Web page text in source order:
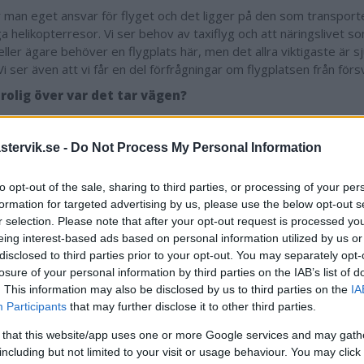
- Do Not Process My Personal Information
opt-out of the sale, sharing to third parties, or processing of your
for targeted advertising by us, please use the below opt-out
selection. Please note that after your opt-out request is processed
interest-based ads based on personal information utilized by us
to third parties prior to your opt-out. You may separately
of your personal information by third parties on the IAB’s list of
This information may also be disclosed by us to third parties on the
Participants that may further disclose it to other third parties.
that this website/app uses one or more Google services and may
but not limited to your visit or usage behaviour. You may
man eget ansvar för flyget och det ligger på den som
helikopterresor. Vi ser behov av taxiflyg och att näringslivet
ägare behöver en flygplats här, men det allra viktigaste är
ser även att vi får en del förfrågningar om flygplatsen från
över var det tar vägen?
väldigt mycket om våra kommunikationer. När vi pratar med
som är vår största konkurrensnackdel. Sedan har
här och det händer ibland att man har akut behov
konsekvenser. Det vore ingen tvekan att det vore en
om vi kunde lösa det här, men går det inte så är det ju så. Det
utnyttja befintlig infrastruktur som kan fungera, men samtidigt
grannar och den dialogen. Har vi inte gjort det så måste vi
det blir ett intrång.
Debatterar om stor yta
år sedan förlängdes landningsbanan från 800 till cirka 1 200
kronor. Men för att få trafiktillstånd krävs det att kommunen
runt landningsbanan och att träden inte växer sig för höga.